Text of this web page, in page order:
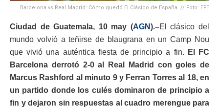
Barcelona vs Real Madrid: Cómo quedó El Clásico de España. // Foto: EFE
Ciudad de Guatemala, 10 may (AGN).–El clásico del
mundo volvió a teñirse de blaugrana en un Camp Nou
que vivió una auténtica fiesta de principio a fin.
El
FC
Barcelona derrotó 2-0 al Real Madrid
con goles de
Marcus Rashford al minuto 9 y Ferran Torresal 18, en
un partido donde los culés dominaron de principio a
fin y dejaron sin respuestas al cuadro merengue para